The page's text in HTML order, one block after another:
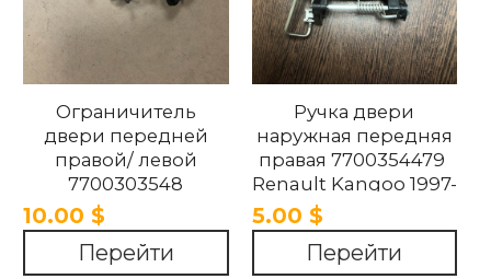
Ограничитель
двери передней
правой/ левой
7700303548
RENAULT KANGOO
1997-2012.
10.00 $
Перейти
Ручка двери
наружная передняя
правая 7700354479
Renault Kangoo 1997-
5.00 $
Перейти